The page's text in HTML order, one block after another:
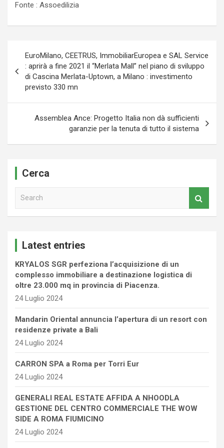
Fonte : Assoedilizia
articoli
EuroMilano, CEETRUS, ImmobiliarEuropea e SAL Service
: aprirà a fine 2021 il “Merlata Mall” nel piano di sviluppo
di Cascina Merlata-Uptown, a Milano : investimento
previsto 330 mn
Assemblea Ance: Progetto Italia non dà sufficienti
garanzie per la tenuta di tutto il sistema
Cerca
Latest entries
KRYALOS SGR perfeziona l’acquisizione di un
complesso immobiliare a destinazione logistica di
oltre 23.000 mq in provincia di Piacenza.
24 Luglio 2024
Mandarin Oriental annuncia l’apertura di un resort con
residenze private a Bali
24 Luglio 2024
CARRON SPA a Roma per Torri Eur
24 Luglio 2024
GENERALI REAL ESTATE AFFIDA A NHOODLA
GESTIONE DEL CENTRO COMMERCIALE THE WOW
SIDE A ROMA FIUMICINO
24 Luglio 2024